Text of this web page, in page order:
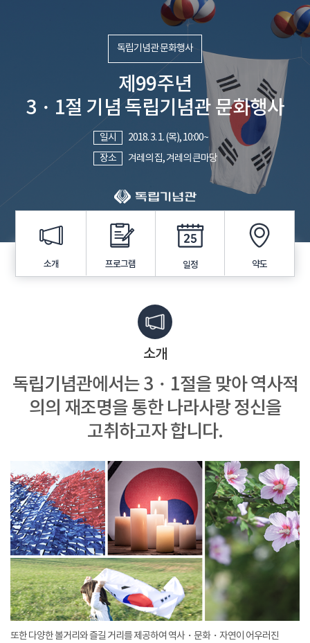
독립기념관 문화행사
제99주년
3・1절 기념 독립기념관 문화행사
일시
2018. 3. 1. (목), 10:00~
장소
겨레의 집, 겨레의 큰마당
소개 프로그램 일정 약도
소개
독립기념관에서는 3・1절을 맞아역사적
의의 재조명을 통한 나라사랑 정신을
고취하고자 합니다.
또한 다양한 볼거리와 즐길 거리를 제공하여 역사・문화・자연이 어우러진